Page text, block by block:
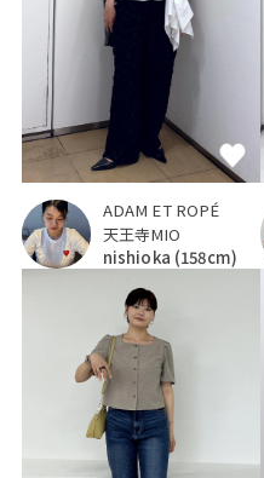
ADAM ET ROPÉ
天王寺MIO
nishioka (158cm)